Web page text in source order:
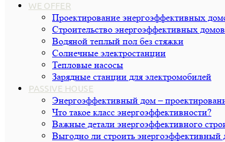
WE OFFER
Проектирование энергоэффективных
Строительство энергоэффективных домов
Водяной теплый пол без стяжки
Cолнечные электростанции
Тепловые насосы
Зарядные станции для электромобилей
PASSIVE HOUSE
Энергоэффективный дом –
Что такое класс энергоэффективности?
Важные детали энергоэффективного
Выгодно ли строить энергоэффективный